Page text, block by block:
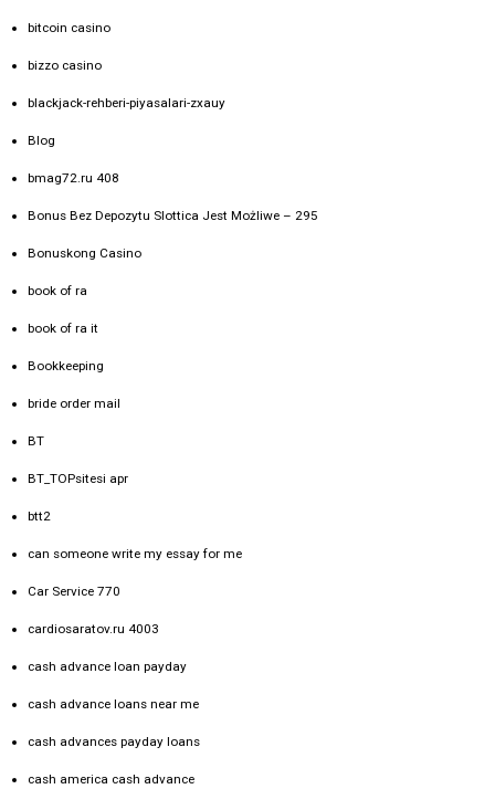
bitcoin casino
bizzo casino
blackjack-rehberi-piyasalari-zxauy
Blog
bmag72.ru 408
Bonus Bez Depozytu Slottica Jest Możliwe – 295
Bonuskong Casino
book of ra
book of ra it
Bookkeeping
bride order mail
BT
BT_TOPsitesi apr
btt2
can someone write my essay for me
Car Service 770
cardiosaratov.ru 4003
cash advance loan payday
cash advance loans near me
cash advances payday loans
cash america cash advance